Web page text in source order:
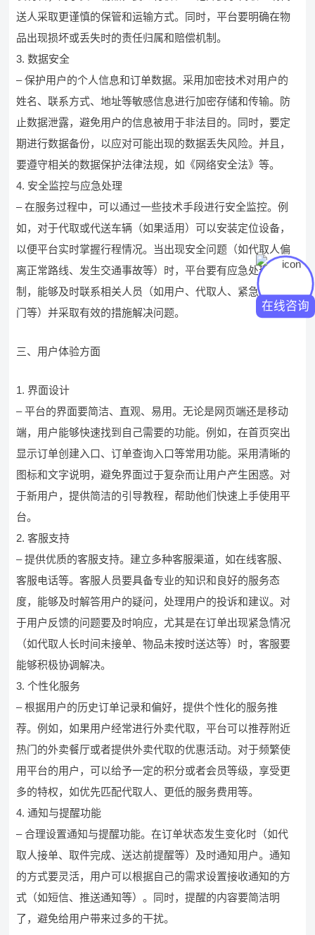
送人采取更谨慎的保管和运输方式。同时，平台要明确在物
品出现损坏或丢失时的责任归属和赔偿机制。
3. 数据安全
– 保护用户的个人信息和订单数据。采用加密技术对用户的
姓名、联系方式、地址等敏感信息进行加密存储和传输。防
止数据泄露，避免用户的信息被用于非法目的。同时，要定
期进行数据备份，以应对可能出现的数据丢失风险。并且，
要遵守相关的数据保护法律法规，如《网络安全法》等。
4. 安全监控与应急处理
– 在服务过程中，可以通过一些技术手段进行安全监控。例
如，对于代取或代送车辆（如果适用）可以安装定位设备，
以便平台实时掌握行程情况。当出现安全问题（如代取人偏
离正常路线、发生交通事故等）时，平台要有应急处理机
制，能够及时联系相关人员（如用户、代取人、紧急救援部
门等）并采取有效的措施解决问题。
三、用户体验方面
1. 界面设计
– 平台的界面要简洁、直观、易用。无论是网页端还是移动
端，用户能够快速找到自己需要的功能。例如，在首页突出
显示订单创建入口、订单查询入口等常用功能。采用清晰的
图标和文字说明，避免界面过于复杂而让用户产生困惑。对
于新用户，提供简洁的引导教程，帮助他们快速上手使用平
台。
2. 客服支持
– 提供优质的客服支持。建立多种客服渠道，如在线客服、
客服电话等。客服人员要具备专业的知识和良好的服务态
度，能够及时解答用户的疑问，处理用户的投诉和建议。对
于用户反馈的问题要及时响应，尤其是在订单出现紧急情况
（如代取人长时间未接单、物品未按时送达等）时，客服要
能够积极协调解决。
3. 个性化服务
– 根据用户的历史订单记录和偏好，提供个性化的服务推
荐。例如，如果用户经常进行外卖代取，平台可以推荐附近
热门的外卖餐厅或者提供外卖代取的优惠活动。对于频繁使
用平台的用户，可以给予一定的积分或者会员等级，享受更
多的特权，如优先匹配代取人、更低的服务费用等。
4. 通知与提醒功能
– 合理设置通知与提醒功能。在订单状态发生变化时（如代
取人接单、取件完成、送达前提醒等）及时通知用户。通知
的方式要灵活，用户可以根据自己的需求设置接收通知的方
式（如短信、推送通知等）。同时，提醒的内容要简洁明
了，避免给用户带来过多的干扰。
在线咨询